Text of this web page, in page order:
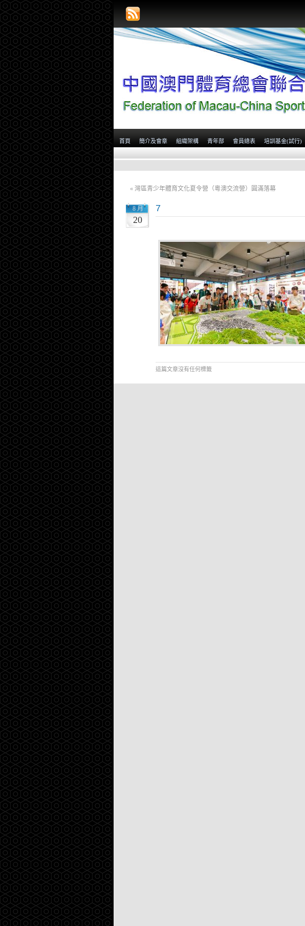
首頁 簡介及會章 組織架構 青年部 會員總表 培訓基金(試行)
« 灣區青少年體育文化夏令營（粵澳交流營）圓滿落幕
8 月
20
7
這篇文章沒有任何標籤